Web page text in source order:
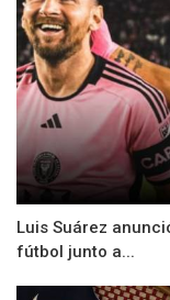
Luis Suárez
fútbol junto a...